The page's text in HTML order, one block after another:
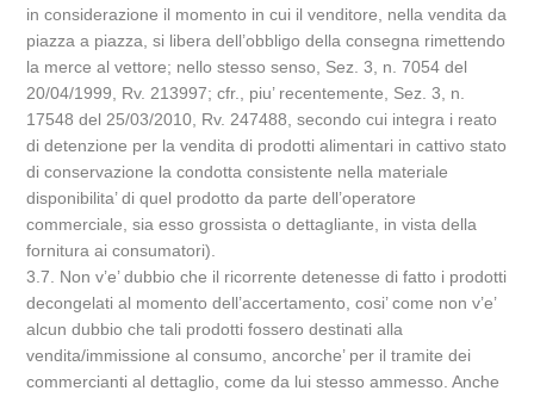
in considerazione il momento in cui il venditore, nella vendita da
piazza a piazza, si libera dell’obbligo della consegna rimettendo
la merce al vettore; nello stesso senso, Sez. 3, n. 7054 del
20/04/1999, Rv. 213997; cfr., piu’ recentemente, Sez. 3, n.
17548 del 25/03/2010, Rv. 247488, secondo cui integra i reato
di detenzione per la vendita di prodotti alimentari in cattivo stato
di conservazione la condotta consistente nella materiale
disponibilita’ di quel prodotto da parte dell’operatore
commerciale, sia esso grossista o dettagliante, in vista della
fornitura ai consumatori).
3.7. Non v’e’ dubbio che il ricorrente detenesse di fatto i prodotti
decongelati al momento dell’accertamento, cosi’ come non v’e’
alcun dubbio che tali prodotti fossero destinati alla
vendita/immissione al consumo, ancorche’ per il tramite dei
commercianti al dettaglio, come da lui stesso ammesso. Anche